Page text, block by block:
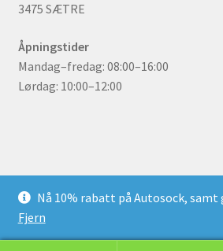
Nå 10% rabatt på Autosock,
Fjern
3475 SÆTRE
Åpningstider
Mandag–fredag: 08:00–16:00
Lørdag: 10:00–12:00
Bygget med WooCommerce.